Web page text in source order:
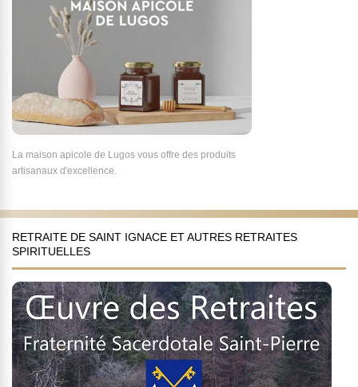
La maison apicole de Lugos vous offre des produits
artisanaux d'excellence.
RETRAITE DE SAINT IGNACE ET AUTRES RETRAITES
SPIRITUELLES